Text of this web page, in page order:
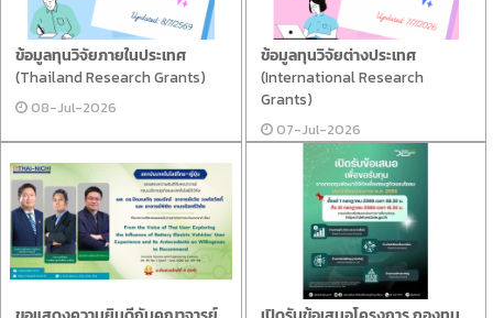
ข้อมูลทุนวิจัยภายในประเทศ
(Thailand Research Grants)
08-Jul-2026
ข้อมูลทุนวิจัยต่างประเทศ
(International Research
Grants)
07-Jul-2026